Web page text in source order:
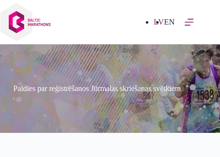
saturu
LVEN
Paldies par reģistrēšanos Jūrmalas skriešanas svētkiem